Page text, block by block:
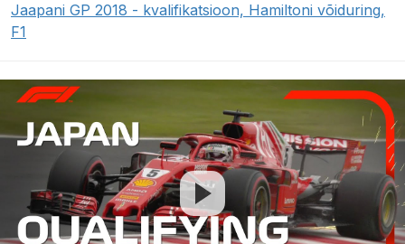
Jaapani GP 2018 - kvalifikatsioon, Hamiltoni võiduring,
F1